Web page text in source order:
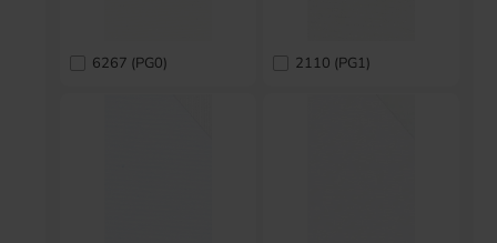
6267 (PG0) 2110 (PG1)